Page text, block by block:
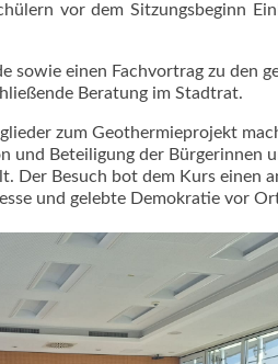
vor dem Sitzungsbeginn
sowie einen Fachvortrag zu den
Beratung im Stadtrat.
zum Geothermieprojekt
und Beteiligung der Bürgerinnen
Der Besuch bot dem Kurs einen
und gelebte Demokratie vor